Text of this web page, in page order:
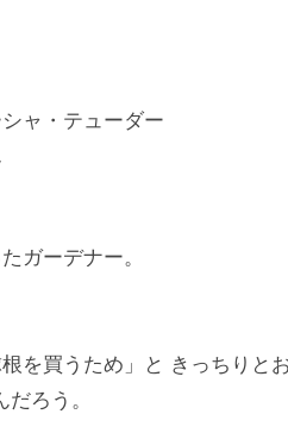
ャ・テューダー
ガーデナー。
を買うため」と きっちりと
ろう。